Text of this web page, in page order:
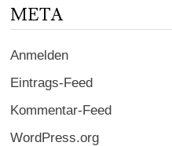
META
Anmelden
Eintrags-Feed
Kommentar-Feed
WordPress.org